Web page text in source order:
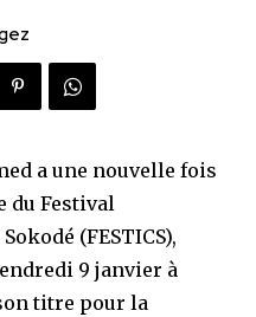
a une nouvelle fois
du Festival
(FESTICS),
9 janvier à
titre pour la